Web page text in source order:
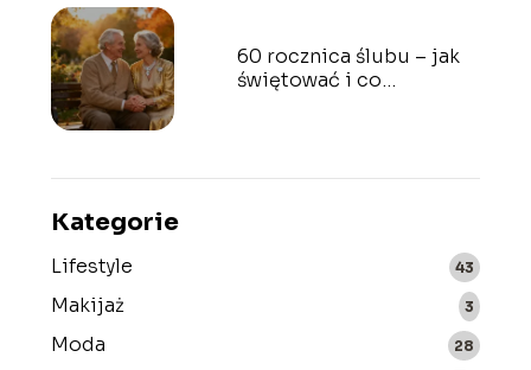
60 rocznica ślubu – jak
świętować i co
Kategorie
Lifestyle 43
Makijaż 3
Moda 28